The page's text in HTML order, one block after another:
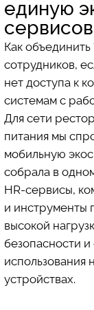
единую
сервисов
Как
сотрудников,
нет доступа к
системам с
Для сети
питания мы
мобильную
собрала в
HR-сервисы,
и инструменты
высокой
безопасности
использования
устройствах.